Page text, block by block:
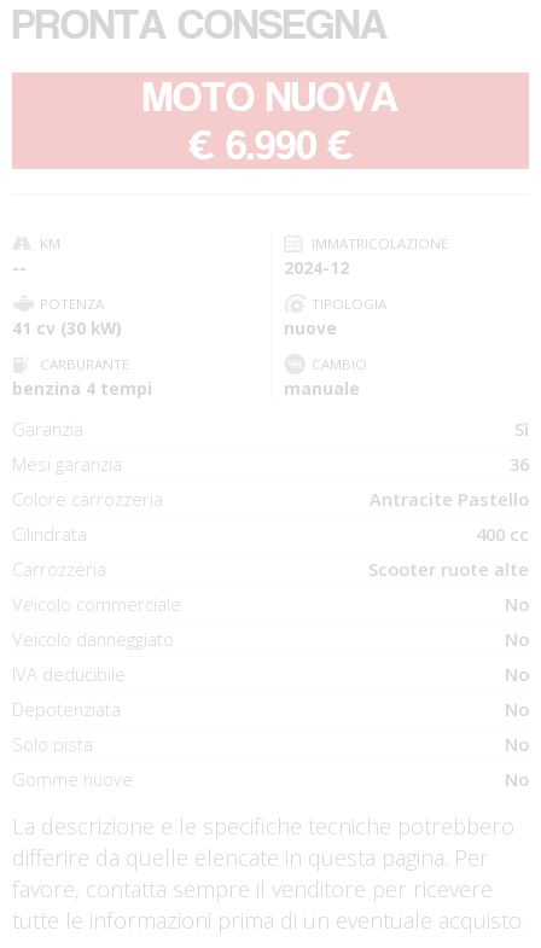
PRONTA CONSEGNA
MOTO NUOVA
€ 6.990 €
KM
--
IMMATRICOLAZIONE
2024-12
POTENZA
41 cv (30 kW)
TIPOLOGIA
nuove
CARBURANTE
benzina 4 tempi
CAMBIO
manuale
Garanzia
Sì
Mesi garanzia
36
Colore carrozzeria
Antracite Pastello
Cilindrata
400 cc
Carrozzeria
Scooter ruote alte
Veicolo commerciale
No
Veicolo danneggiato
No
IVA deducibile
No
Depotenziata
No
Solo pista
No
Gomme nuove
No
La descrizione e le specifiche tecniche potrebbero
differire da quelle elencate in questa pagina. Per
favore, contatta sempre il venditore per ricevere
tutte le informazioni prima di un eventuale acquisto.